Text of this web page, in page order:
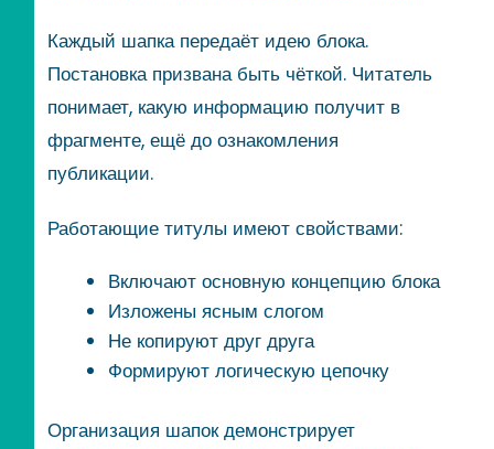
Каждый шапка передаёт идею блока.
Постановка призвана быть чёткой. Читатель
понимает, какую информацию получит в
фрагменте, ещё до ознакомления
публикации.
Работающие титулы имеют свойствами:
Включают основную концепцию блока
Изложены ясным слогом
Не копируют друг друга
Формируют логическую цепочку
Организация шапок демонстрирует